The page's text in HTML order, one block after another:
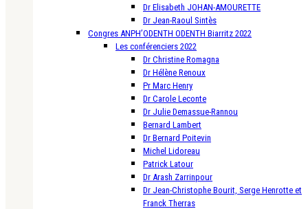
Dr Elisabeth JOHAN-AMOURETTE
Dr Jean-Raoul Sintès
Congres ANPH’ODENTH ODENTH Biarritz 2022
Les conférenciers 2022
Dr Christine Romagna
Dr Hélène Renoux
Pr Marc Henry
Dr Carole Leconte
Dr Julie Demassue-Rannou
Bernard Lambert
Dr Bernard Poitevin
Michel Lidoreau
Patrick Latour
Dr Arash Zarrinpour
Dr Jean-Christophe Bourit, Serge Henrotte et
Franck Therras